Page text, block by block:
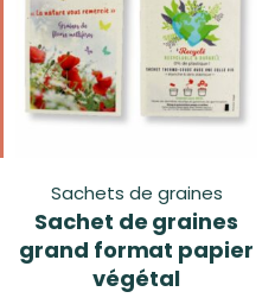
Sachets de graines
Sachet de graines
grand format papier
végétal